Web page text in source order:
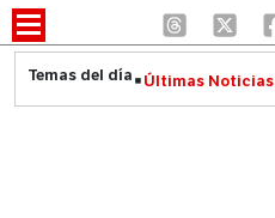
Últimas Noticias